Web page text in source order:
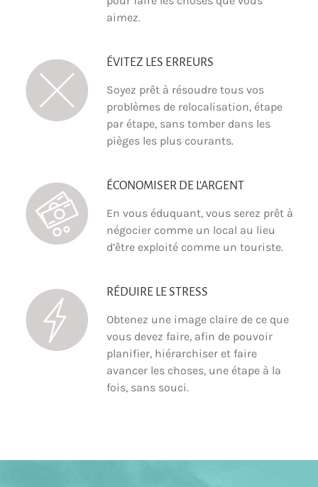
aimez.
ÉVITEZ LES ERREURS
Soyez prêt à résoudre tous vos
problèmes de relocalisation, étape
par étape, sans tomber dans les
pièges les plus courants.
ÉCONOMISER DE L'ARGENT
En vous éduquant, vous serez prêt à
négocier comme un local au lieu
d’être exploité comme un touriste.
RÉDUIRE LE STRESS
Obtenez une image claire de ce que
vous devez faire, afin de pouvoir
planifier, hiérarchiser et faire
avancer les choses, une étape à la
fois, sans souci.